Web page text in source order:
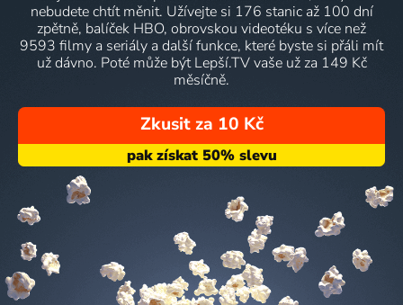
nebudete chtít měnit. Užívejte si 176 stanic až 100 dní
zpětně, balíček HBO, obrovskou videotéku s více než
9593 filmy a seriály a další funkce, které byste si přáli mít
už dávno. Poté může být Lepší.TV vaše už za 149 Kč
měsíčně.
Zkusit za 10 Kč